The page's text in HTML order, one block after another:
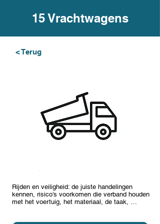
15 Vrachtwagens
< Terug
Rijden en veiligheid: de juiste handelingen
kennen, risico’s voorkomen die verband houden
met het voertuig, het materiaal, de taak, …